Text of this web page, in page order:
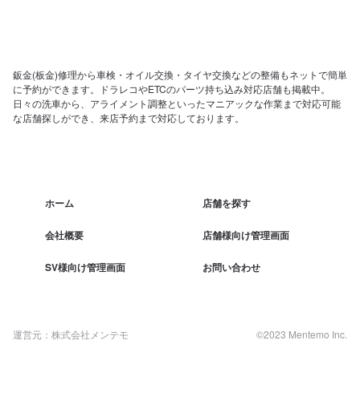
鈑金(板金)修理から車検・オイル交換・タイヤ交換などの整備もネットで簡単
に予約ができます。ドラレコやETCのパーツ持ち込み対応店舗も掲載中。
日々の洗車から、アライメント調整といったマニアックな作業まで対応可能
な店舗探しができ、来店予約まで対応しております。
ホーム 店舗を探す
会社概要 店舗様向け管理画面
SV様向け管理画面 お問い合わせ
運営元：株式会社メンテモ ©2023 Mentemo Inc.